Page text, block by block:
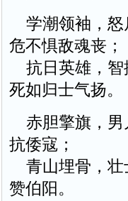
学潮领袖，怒
危不惧敌魂丧；
抗日英雄，智
死如归士气扬。
赤胆擎旗，男
抗倭寇；
青山埋骨，壮
赞伯阳。